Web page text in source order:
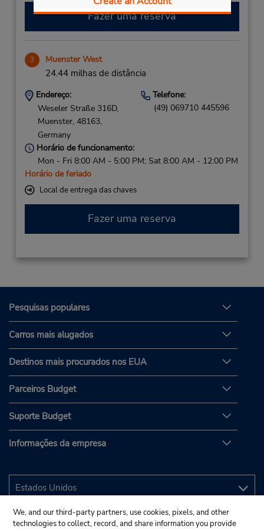
Fazer uma reserva
3 Muenster West
24.44 milhas de distância
Endereço:
Weseler Straße 316D,
Muenster, 48163,
Germany
Telefone:
(49) 069710 445596
Horário de funcionamento:
Mon - Fri 8:00 AM - 5:00 PM; Sat 8:00 AM - 12:00 PM
Horário de feriado
Local de entrega das chaves
Fazer uma reserva
Pesquisas populares
Carros mais alugados
Destinos mais procurados nos EUA
Parceiros Budget
Suporte Budget
Informações da empresa
We, and our third-party partners, use cookies, pixels, and other
technologies to collect, record, and share information you provide